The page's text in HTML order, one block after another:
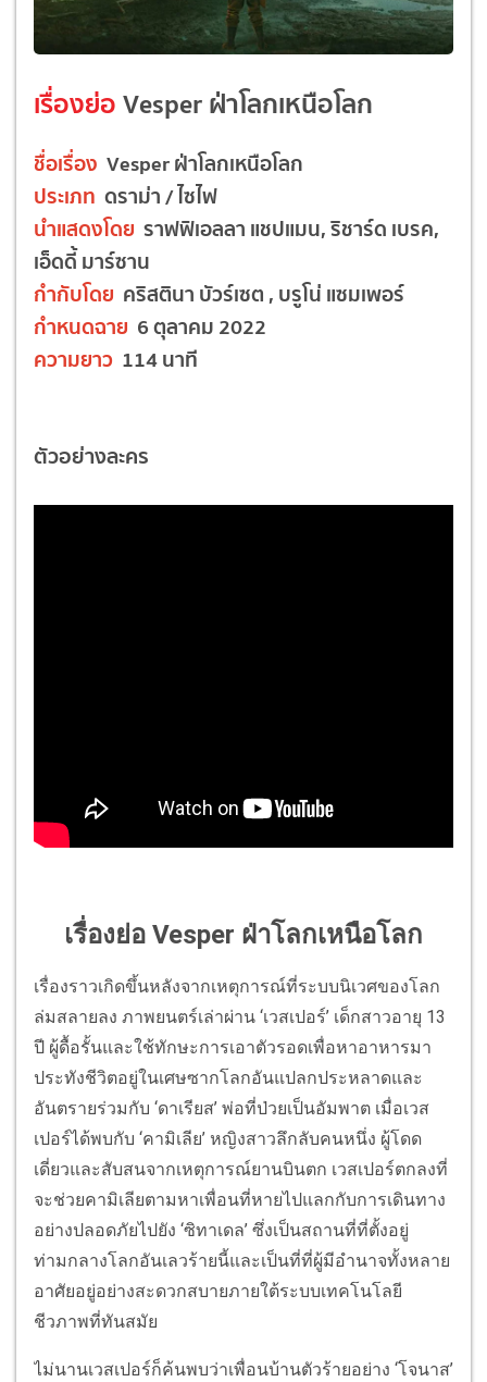
เรื่องย่อVesper ฝ่าโลกเหนือโลก
ชื่อเรื่อง Vesper ฝ่าโลกเหนือโลก
ประเภท ดราม่า / ไซไฟ
นำแสดงโดย ราฟฟิเอลลา แชปแมน, ริชาร์ด เบรค,
เอ็ดดี้ มาร์ซาน
กำกับโดย คริสตินา บัวร์เซต , บรูโน่ แซมเพอร์
กำหนดฉาย 6 ตุลาคม 2022
ความยาว 114 นาที
ตัวอย่างละคร
เรื่องย่อ Vesper ฝ่าโลกเหนือโลก
เรื่องราวเกิดขึ้นหลังจากเหตุการณ์ที่ระบบนิเวศของโลก
ล่มสลายลง ภาพยนตร์เล่าผ่าน ‘เวสเปอร์’ เด็กสาวอายุ 13
ปี ผู้ดื้อรั้นและใช้ทักษะการเอาตัวรอดเพื่อหาอาหารมา
ประทังชีวิตอยู่ในเศษซากโลกอันแปลกประหลาดและ
อันตรายร่วมกับ ‘ดาเรียส’ พ่อที่ป่วยเป็นอัมพาต เมื่อเวส
เปอร์ได้พบกับ ‘คามิเลีย’ หญิงสาวลึกลับคนหนึ่ง ผู้โดด
เดี่ยวและสับสนจากเหตุการณ์ยานบินตก เวสเปอร์ตกลงที่
จะช่วยคามิเลียตามหาเพื่อนที่หายไปแลกกับการเดินทาง
อย่างปลอดภัยไปยัง ‘ซิทาเดล’ ซึ่งเป็นสถานที่ที่ตั้งอยู่
ท่ามกลางโลกอันเลวร้ายนี้และเป็นที่ที่ผู้มีอำนาจทั้งหลาย
อาศัยอยู่อย่างสะดวกสบายภายใต้ระบบเทคโนโลยี
ชีวภาพที่ทันสมัย
ไม่นานเวสเปอร์ก็ค้นพบว่าเพื่อนบ้านตัวร้ายอย่าง ‘โจนาส’